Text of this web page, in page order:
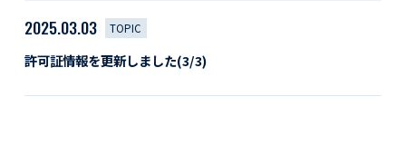
2025.03.03 TOPIC
許可証情報を更新しました(3/3)